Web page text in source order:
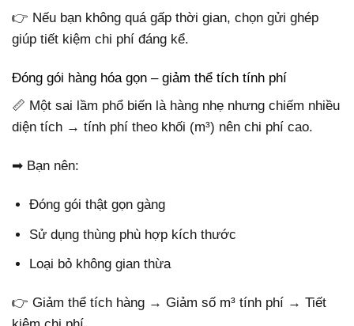
👉 Nếu bạn không quá gấp thời gian, chọn gửi ghép
giúp tiết kiệm chi phí đáng kể.
Đóng gói hàng hóa gọn – giảm thể tích tính phí
📏 Một sai lầm phổ biến là hàng nhẹ nhưng chiếm nhiều
diện tích → tính phí theo khối (m³) nên chi phí cao.
➡ Bạn nên:
Đóng gói thật gọn gàng
Sử dụng thùng phù hợp kích thước
Loại bỏ không gian thừa
👉 Giảm thể tích hàng → Giảm số m³ tính phí → Tiết